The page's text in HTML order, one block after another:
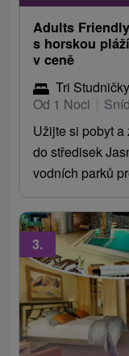
Adults
s horskou
v ceně
Tri
Od 1 Noci
Užijte si pobyt
do středisek
vodních parků
3.